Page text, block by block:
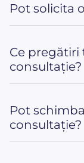
Pot solicita
Ce pregătiri
consultație?
Pot
consultație?